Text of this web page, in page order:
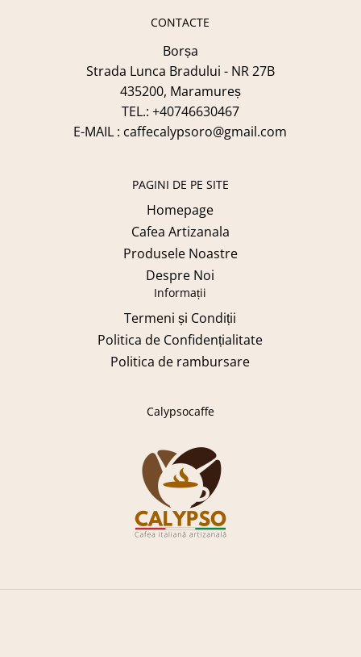
CONTACTE
Borșa
Strada Lunca Bradului - NR 27B
435200, Maramureș
TEL.: +40746630467
E-MAIL : caffecalypsoro@gmail.com
PAGINI DE PE SITE
Homepage
Cafea Artizanala
Produsele Noastre
Despre Noi
Informații
Termeni și Condiții
Politica de Confidențialitate
Politica de rambursare
Calypsocaffe